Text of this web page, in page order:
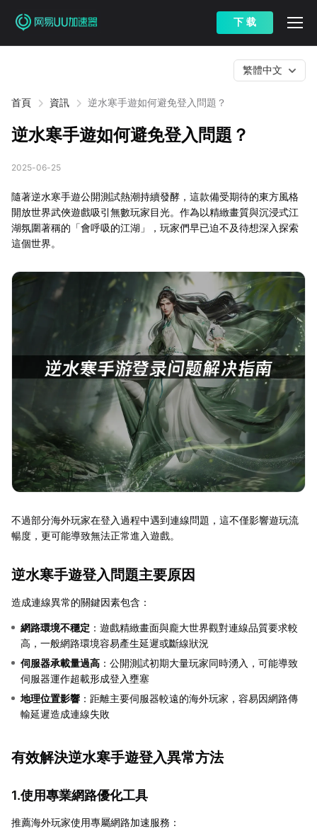
下 载
首頁 資訊 逆水寒手遊如何避免登入問題？
繁體中文
逆水寒手遊如何避免登入問題？
2025-06-25
隨著逆水寒手遊公開測試熱潮持續發酵，這款備受期待的東方風格
開放世界武俠遊戲吸引無數玩家目光。作為以精緻畫質與沉浸式江
湖氛圍著稱的「會呼吸的江湖」，玩家們早已迫不及待想深入探索
這個世界。
不過部分海外玩家在登入過程中遇到連線問題，這不僅影響遊玩流
暢度，更可能導致無法正常進入遊戲。
逆水寒手遊登入問題主要原因
造成連線異常的關鍵因素包含：
網路環境不穩定 ：遊戲精緻畫面與龐大世界觀對連線品質要求較
高，一般網路環境容易產生延遲或斷線狀況
伺服器承載量過高 ：公開測試初期大量玩家同時湧入，可能導致
伺服器運作超載形成登入壅塞
地理位置影響 ：距離主要伺服器較遠的海外玩家，容易因網路傳
輸延遲造成連線失敗
有效解決逆水寒手遊登入異常方法
1.使用專業網路優化工具
推薦海外玩家使用專屬網路加速服務：